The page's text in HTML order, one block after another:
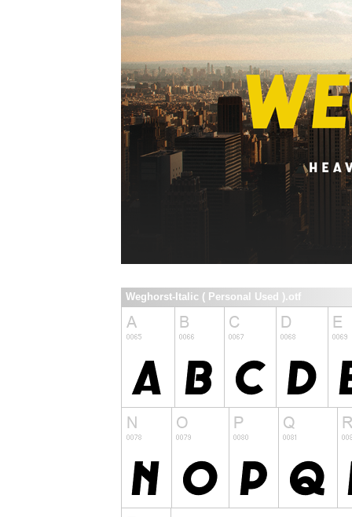
Weghorst-Italic ( Personal Used ).otf